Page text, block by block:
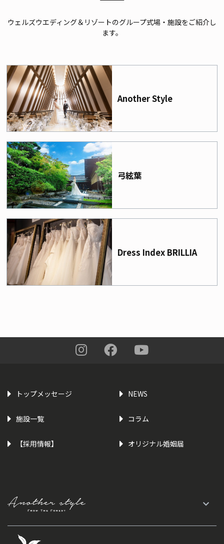
ウェルズウエディング＆リゾートのグループ式場・施設をご紹介し
ます。
Another Style
弓絃葉
Dress Index BRILLIA
トップメッセージ NEWS
施設一覧 コラム
【採用情報】 オリジナル婚姻届